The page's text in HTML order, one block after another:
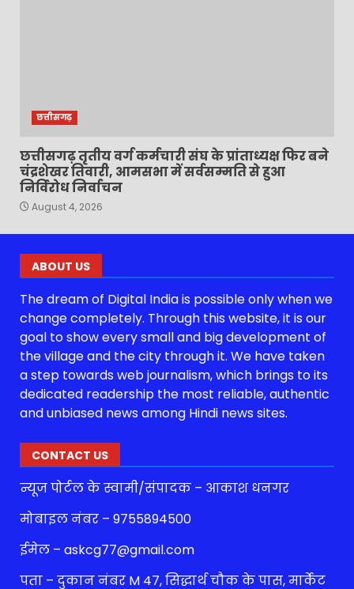
छत्तीसगढ़
छत्तीसगढ़ तृतीय वर्ग कर्मचारी संघ के प्रांताध्यक्ष फिर बने
चंद्रशेखर तिवारी, आमसभा में सर्वसम्मति से हुआ
निर्विरोध निर्वाचन
August 4, 2026
ABOUT US
The dream of Digital India is possible only when we
change completely. Through this website, it is our
goal to show every small and big development of
the village and the city through it. We have taken
a step towards web journalism, which brings to its
dedicated readership the most reliable, authentic
and unbiased news among Hindi news sites.
CONTACT US
न्यूज पोर्टल के स्वामी/संपादक – आकाश धनगर
मोबाइल नंबर – 9755894500
ईमेल – askcg77@gmail.com
पता – दुकान नंबर M 47, सिद्धार्थ चौक के पास, मार्केट